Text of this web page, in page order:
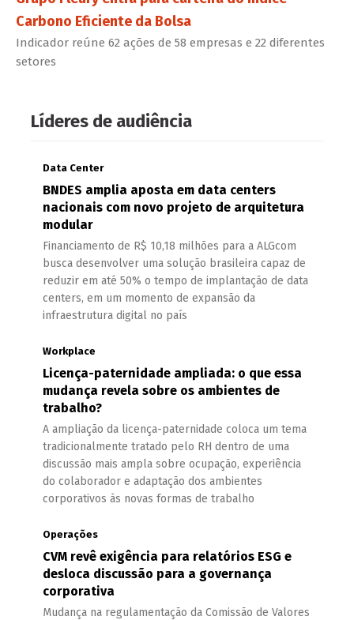
Carbono Eficiente da Bolsa
Indicador reúne 62 ações de 58 empresas e 22 diferentes
setores
Líderes de audiência
Data Center
BNDES amplia aposta em data centers
nacionais com novo projeto de arquitetura
modular
Financiamento de R$ 10,18 milhões para a ALGcom
busca desenvolver uma solução brasileira capaz de
reduzir em até 50% o tempo de implantação de data
centers, em um momento de expansão da
infraestrutura digital no país
Workplace
Licença-paternidade ampliada: o que essa
mudança revela sobre os ambientes de
trabalho?
A ampliação da licença-paternidade coloca um tema
tradicionalmente tratado pelo RH dentro de uma
discussão mais ampla sobre ocupação, experiência
do colaborador e adaptação dos ambientes
corporativos às novas formas de trabalho
Operações
CVM revê exigência para relatórios ESG e
desloca discussão para a governança
corporativa
Mudança na regulamentação da Comissão de Valores